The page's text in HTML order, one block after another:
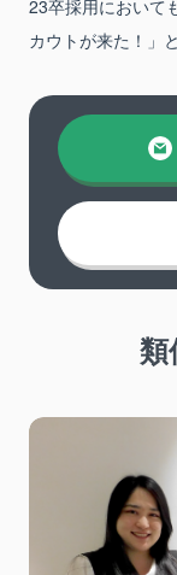
23卒採用において
カウトが来た！」
類